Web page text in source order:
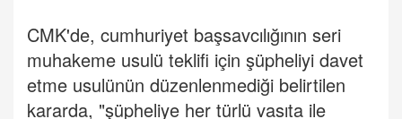
CMK'de, cumhuriyet başsavcılığının seri
muhakeme usulü teklifi için şüpheliyi davet
etme usulünün düzenlenmediği belirtilen
kararda, "şüpheliye her türlü vasıta ile